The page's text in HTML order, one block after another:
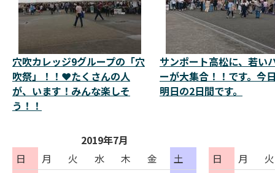
穴吹カレッジ9グループの「穴
吹祭」！！❤️たくさんの人
が、います！みんな楽しそ
う！！
サンポート高松に、若い
ーが大集合！！です。今
明日の2日間です。
2019年7月
日
月 火 水 木 金
土
日 月 火